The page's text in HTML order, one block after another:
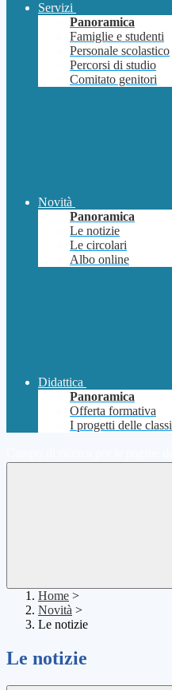
Servizi
Panoramica
Famiglie e studenti
Personale scolastico
Percorsi di studio
Comitato genitori
Novità
Panoramica
Le notizie
Le circolari
Albo online
Didattica
Panoramica
Offerta formativa
I progetti delle classi
Home >
Novità >
Le notizie
Le notizie